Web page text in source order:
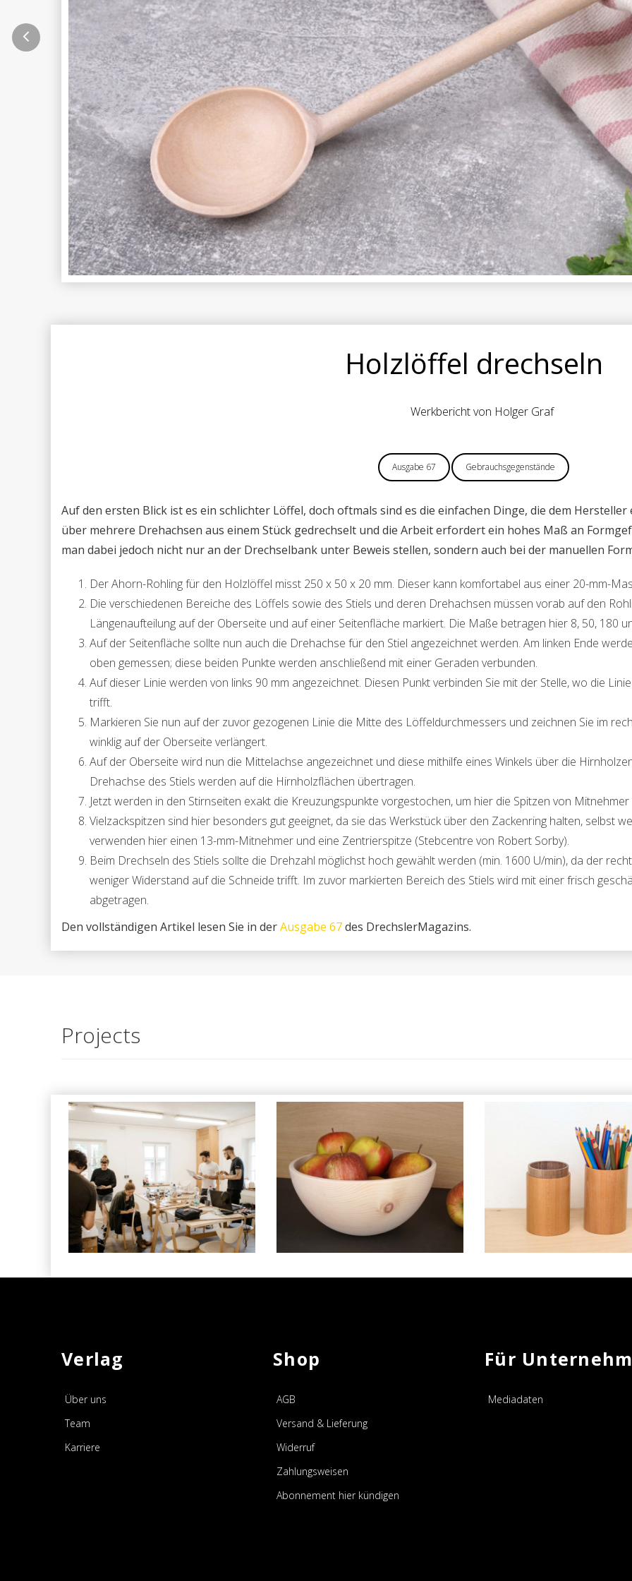
Holzlöffel drechseln
Werkbericht von Holger Graf
Ausgabe 67 Gebrauchsgegenstände
Auf den ersten Blick ist es ein schlichter Löffel, doch oftmals sind es die einfachen Dinge, die dem
über mehrere Drehachsen aus einem Stück gedrechselt und die Arbeit erfordert ein hohes Maß an
man dabei jedoch nicht nur an der Drechselbank unter Beweis stellen, sondern auch bei der manuellen
Der Ahorn-Rohling für den Holzlöffel misst 250 x 50 x 20 mm. Dieser kann komfortabel aus einer 20-mm-
Die verschiedenen Bereiche des Löffels sowie des Stiels und deren Drehachsen müssen vorab auf den
Längenaufteilung auf der Oberseite und auf einer Seitenfläche markiert. Die Maße betragen hier 8, 50, 180
Auf der Seitenfläche sollte nun auch die Drehachse für den Stiel angezeichnet werden. Am linken Ende
oben gemessen; diese beiden Punkte werden anschließend mit einer Geraden verbunden.
Auf dieser Linie werden von links 90 mm angezeichnet. Diesen Punkt verbinden Sie mit der Stelle, wo die
trifft.
Markieren Sie nun auf der zuvor gezogenen Linie die Mitte des Löffeldurchmessers und zeichnen Sie im
winklig auf der Oberseite verlängert.
Auf der Oberseite wird nun die Mittelachse angezeichnet und diese mithilfe eines Winkels über die
Drehachse des Stiels werden auf die Hirnholzflächen übertragen.
Jetzt werden in den Stirnseiten exakt die Kreuzungspunkte vorgestochen, um hier die Spitzen von
Vielzackspitzen sind hier besonders gut geeignet, da sie das Werkstück über den Zackenring halten, selbst
verwenden hier einen 13-mm-Mitnehmer und eine Zentrierspitze (Stebcentre von Robert Sorby).
Beim Drechseln des Stiels sollte die Drehzahl möglichst hoch gewählt werden (min. 1600 U/min), da der
weniger Widerstand auf die Schneide trifft. Im zuvor markierten Bereich des Stiels wird mit einer frisch
abgetragen.
Den vollständigen Artikel lesen Sie in derAusgabe 67des DrechslerMagazins.
Projects
DENKSTATT Erzgebirge
AUSGABE 56, BERUF & VERBAND
Zirbenschale drechseln
AUSGABE 50,
GEBRAUCHSGEGENSTÄNDE,
SCHALEN | GEFÄSSE
Stiftdose mit Fremdfalz
drechseln
Verlag
Über uns
Team
Karriere
Shop
AGB
Versand & Lieferung
Widerruf
Zahlungsweisen
Abonnement hier kündigen
Für
Mediadaten